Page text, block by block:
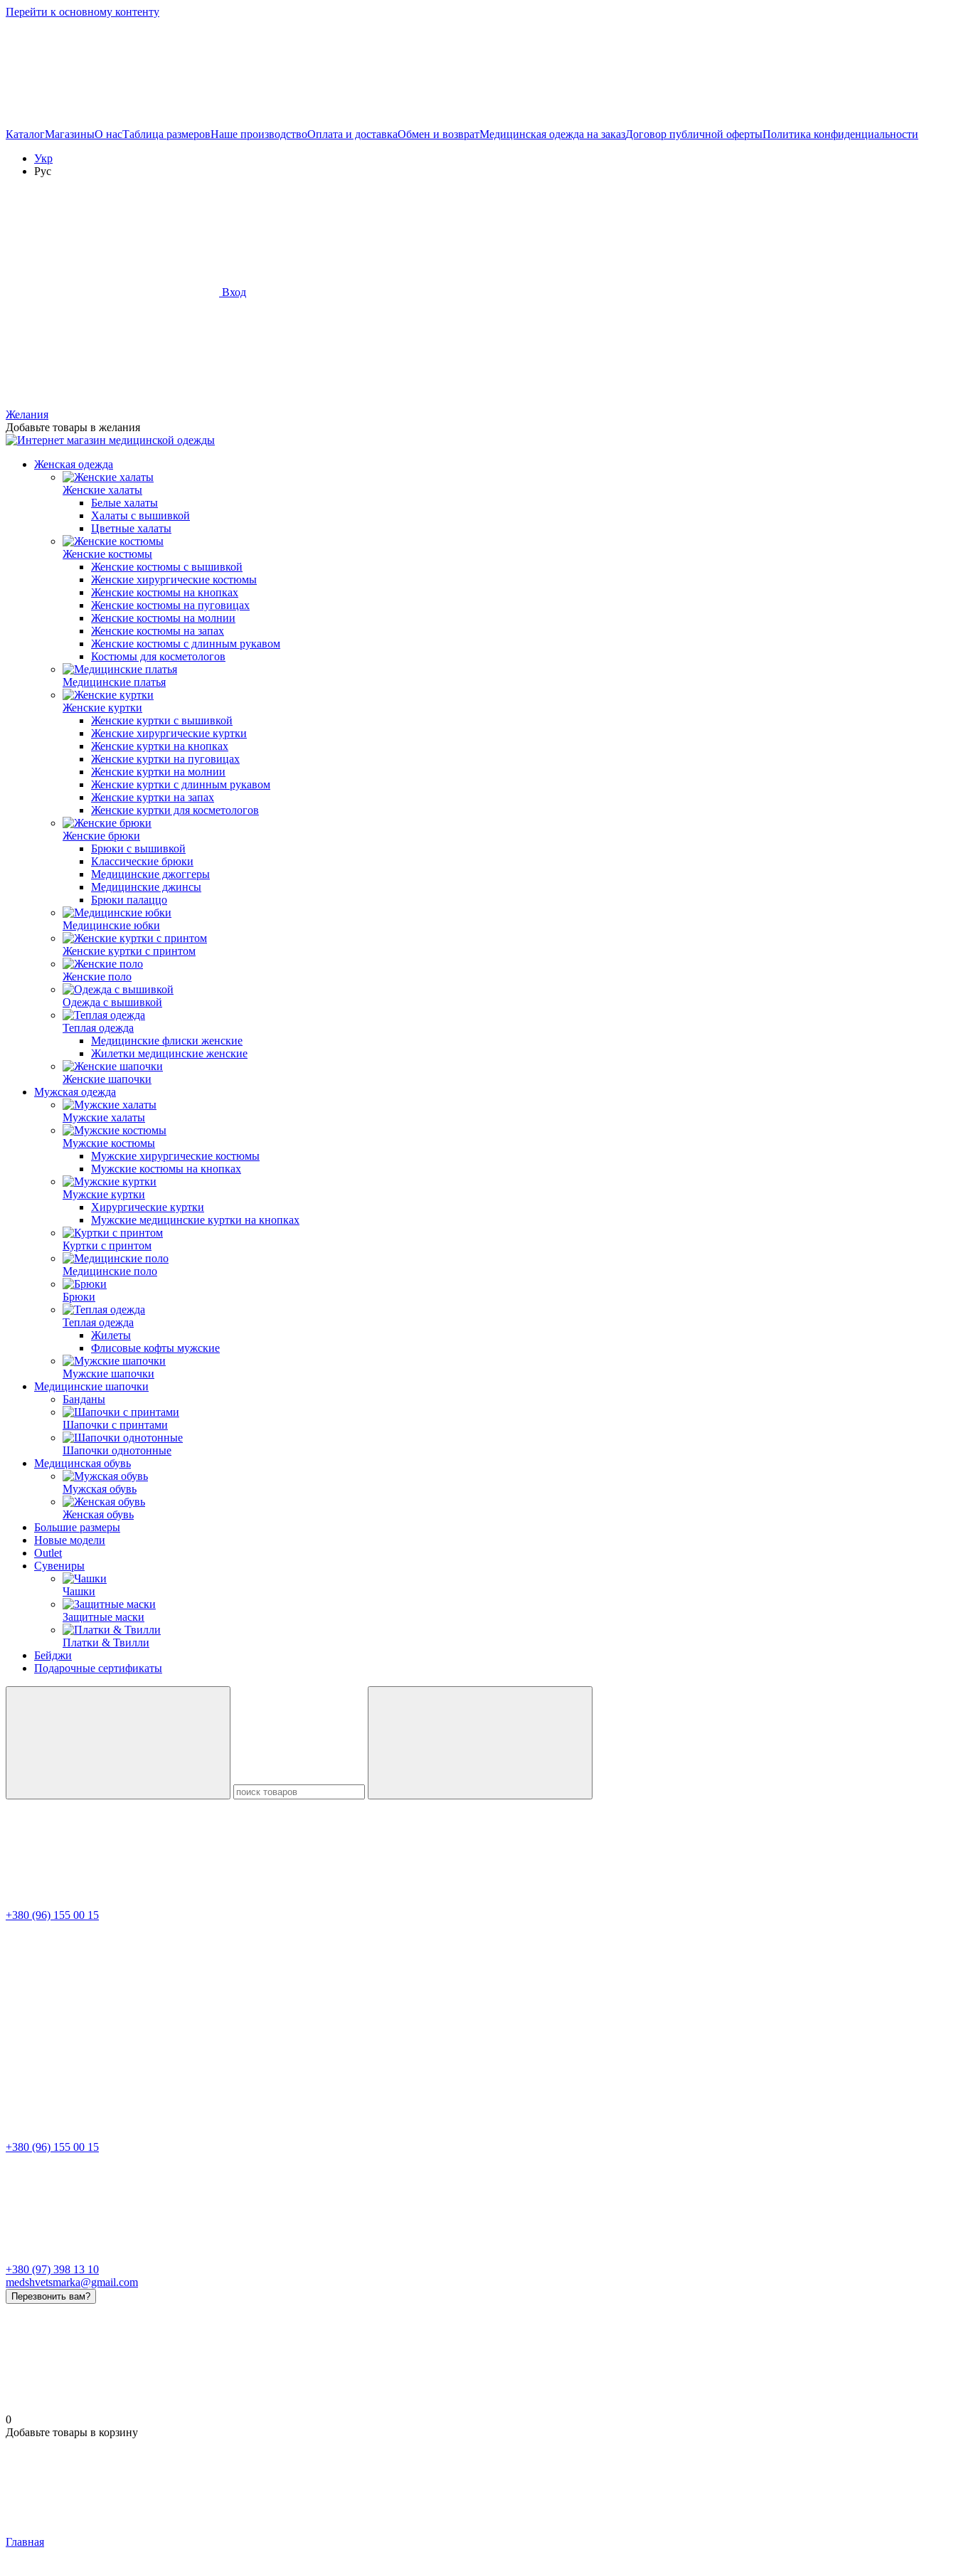
Перейти к основному контенту
КаталогМагазиныО насТаблица размеровНаше производствоОплата и доставкаОбмен и возвратМедицинская одежда на заказДоговор публичной офертыПолитика конфиденциальности
Укр
Рус
Вход
Желания
Добавьте товары в желания
Женская одежда
Женские халаты
Белые халаты
Халаты с вышивкой
Цветные халаты
Женские костюмы
Женские костюмы с вышивкой
Женские хирургические костюмы
Женские костюмы на кнопках
Женские костюмы на пуговицах
Женские костюмы на молнии
Женские костюмы на запах
Женские костюмы с длинным рукавом
Костюмы для косметологов
Медицинские платья
Женские куртки
Женские куртки с вышивкой
Женские хирургические куртки
Женские куртки на кнопках
Женские куртки на пуговицах
Женские куртки на молнии
Женские куртки с длинным рукавом
Женские куртки на запах
Женские куртки для косметологов
Женские брюки
Брюки с вышивкой
Классические брюки
Медицинские джоггеры
Медицинские джинсы
Брюки палаццо
Медицинские юбки
Женские куртки с принтом
Женские поло
Одежда с вышивкой
Теплая одежда
Медицинские флиски женские
Жилетки медицинские женские
Женские шапочки
Мужская одежда
Мужские халаты
Мужские костюмы
Мужские хирургические костюмы
Мужские костюмы на кнопках
Мужские куртки
Хирургические куртки
Мужские медицинские куртки на кнопках
Куртки с принтом
Медицинские поло
Брюки
Теплая одежда
Жилеты
Флисовые кофты мужские
Мужские шапочки
Медицинские шапочки
Банданы
Шапочки с принтами
Шапочки однотонные
Медицинская обувь
Мужская обувь
Женская обувь
Большие размеры
Новые модели
Outlet
Сувениры
Чашки
Защитные маски
Платки & Твилли
Бейджи
Подарочные сертификаты
+380 (96) 155 00 15
+380 (96) 155 00 15
+380 (97) 398 13 10
medshvetsmarka@gmail.com
Перезвонить вам?
0
Добавьте товары в корзину
Главная